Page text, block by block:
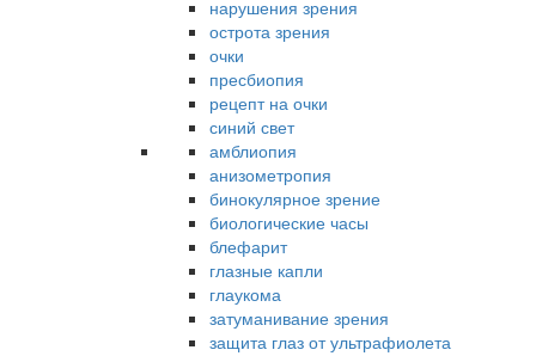
нарушения зрения
острота зрения
очки
пресбиопия
рецепт на очки
синий свет
амблиопия
анизометропия
бинокулярное зрение
биологические часы
блефарит
глазные капли
глаукома
затуманивание зрения
защита глаз от ультрафиолета